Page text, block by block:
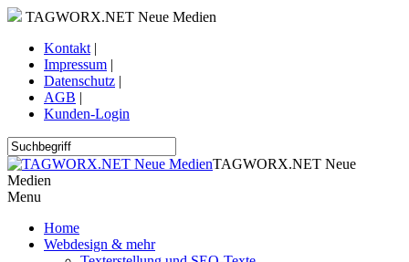
TAGWORX.NET Neue Medien
Kontakt |
Impressum |
Datenschutz |
AGB |
Kunden-Login
TAGWORX.NET Neue
Medien
Menu
Home
Webdesign & mehr